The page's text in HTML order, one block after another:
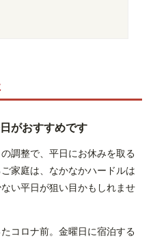
がおすすめです
調整で、平日にお休みを取る
家庭は、なかなかハードルは
い平日が狙い目かもしれませ
コロナ前。金曜日に宿泊する